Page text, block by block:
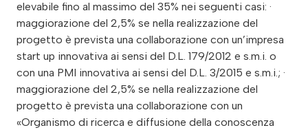
elevabile fino al massimo del 35% nei seguenti casi: ·
maggiorazione del 2,5% se nella realizzazione del
progetto è prevista una collaborazione con un’impresa
start up innovativa ai sensi del D.L. 179/2012 e s.m.i. o
con una PMI innovativa ai sensi del D.L. 3/2015 e s.m.i.; ·
maggiorazione del 2,5% se nella realizzazione del
progetto è prevista una collaborazione con un
«Organismo di ricerca e diffusione della conoscenza